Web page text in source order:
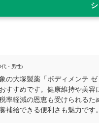
代・男性)
の大塚製薬「ボディメンテ
すすめです。健康維持や美
率軽減の恩恵も受けられる
補給できる便利さも魅力です。